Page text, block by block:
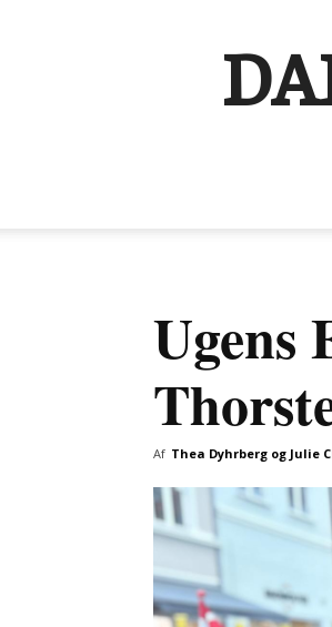
Ugens
Af Thea Dyhrberg og Julie